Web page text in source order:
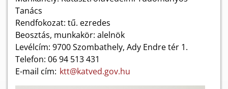
Tanács
Rendfokozat: tű. ezredes
Beosztás, munkakör: alelnök
Levélcím: 9700 Szombathely, Ady Endre tér 1.
Telefon: 06 94 513 431
E-mail cím: ktt@katved.gov.hu